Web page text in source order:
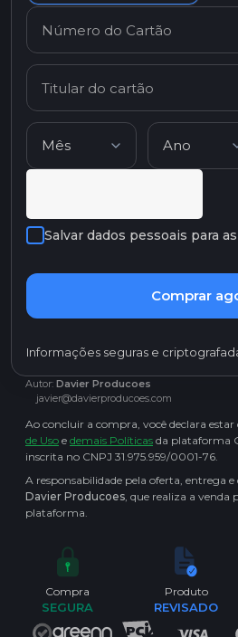
Salvar dados pessoais para
Comprar
Informações seguras e
Autor: Davier Producoes
javier@davierproducoes.com
Ao concluir a compra, você declara estar
de Uso e demais Políticas da plataforma
inscrita no CNPJ 31.975.959/0001-76.
A responsabilidade pela oferta, entrega
Davier Producoes, que realiza a venda
plataforma.
Compra
SEGURA
Produto
REVISADO